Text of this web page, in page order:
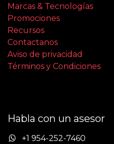
Marcas & Tecnologías
Promociones
Recursos
Contactanos
Aviso de privacidad
Términos y Condiciones
Habla con un asesor
+1 954-252-7460